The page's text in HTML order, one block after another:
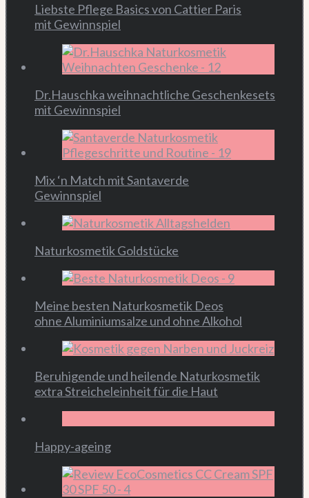
Liebste Pflege Basics von Cattier Paris
mit Gewinnspiel
Dr.Hauschka weihnachtliche Geschenkesets
mit Gewinnspiel
Mix ‘n Match mit Santaverde
Gewinnspiel
Naturkosmetik Goldstücke
Meine besten Naturkosmetik Deos
ohne Aluminiumsalze und ohne Alkohol
Beruhigende und heilende Naturkosmetik
extra Streicheleinheit für die Haut
Happy-ageing